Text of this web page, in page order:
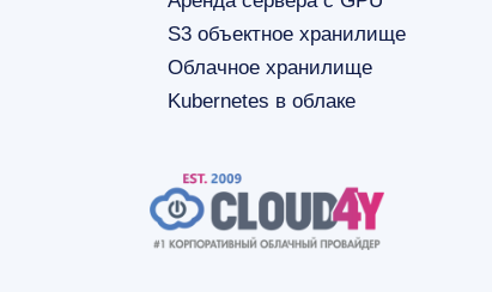
S3 объектное хранилище
Облачное хранилище
Kubernetes в облаке